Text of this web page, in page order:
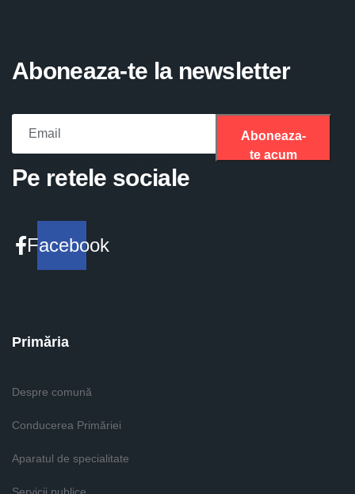
Aboneaza-te la newsletter
Aboneaza-
te acum
Pe retele sociale
Facebook
Primăria
Despre comună
Conducerea Primăriei
Aparatul de specialitate